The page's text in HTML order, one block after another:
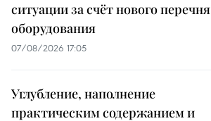
ситуации за счёт нового перечня
оборудования
07/08/2026 17:05
Углубление, наполнение
практическим содержанием и